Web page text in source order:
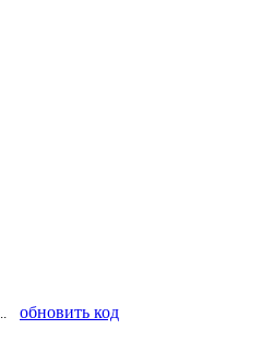
обновить код